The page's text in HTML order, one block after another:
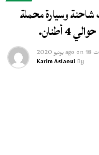
شاحنة وسيارة محملة
أطنان.
on 18 يونيو 2020
By
Karim Aslaoui